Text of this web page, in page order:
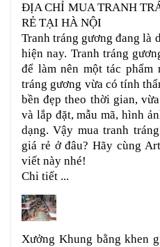
ĐỊA CHỈ MUA TRANH
RẺ TẠI HÀ NỘI
Tranh tráng gương đang là
hiện nay. Tranh tráng
để làm nên một tác phẩm
tráng gương vừa có tính
bền đẹp theo thời gian,
và lắp đặt, mẫu mã, hình
dạng. Vậy mua tranh
giá rẻ ở đâu? Hãy cùng
viết này nhé!
Chi tiết ...
Xưởng Khung bằng khen